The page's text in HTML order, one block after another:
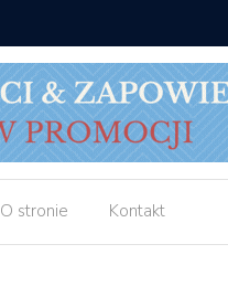
O stronie Kontakt